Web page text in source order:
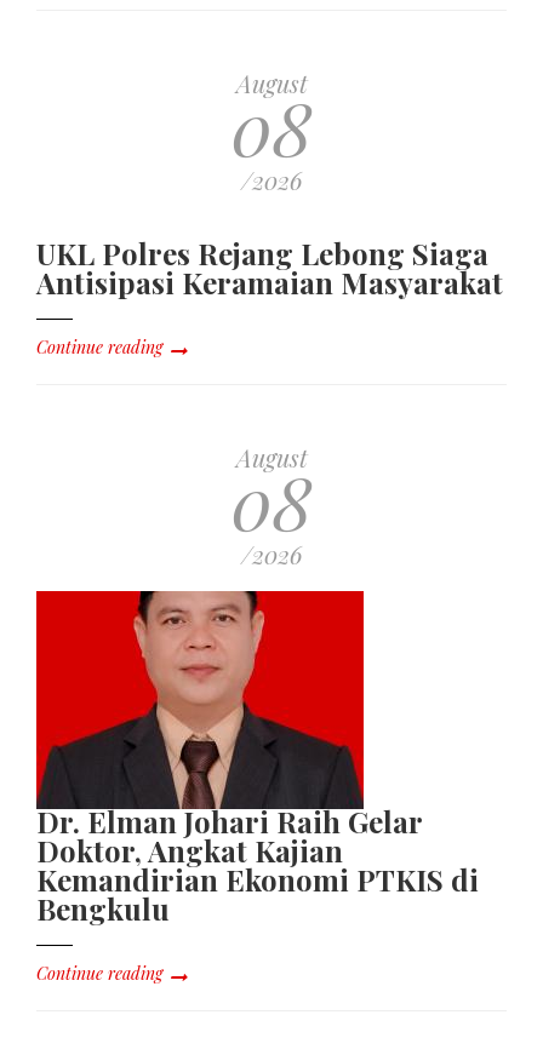
August
08
/2026
UKL Polres Rejang Lebong Siaga
Antisipasi Keramaian Masyarakat
Continue reading
August
08
/2026
Dr. Elman Johari Raih Gelar
Doktor, Angkat Kajian
Kemandirian Ekonomi PTKIS di
Bengkulu
Continue reading